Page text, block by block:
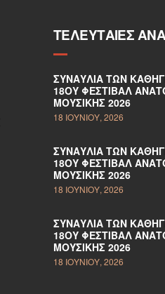
ΤΕΛΕΥΤΑΊΕΣ
ΣΥΝΑΥΛΊΑ ΤΩΝ
18ΟΥ ΦΕΣΤΙΒΆΛ
ΜΟΥΣΙΚΉΣ 2026
18 ΙΟΥΝΊΟΥ, 2026
ΣΥΝΑΥΛΊΑ ΤΩΝ
18ΟΥ ΦΕΣΤΙΒΆΛ
ΜΟΥΣΙΚΉΣ 2026
18 ΙΟΥΝΊΟΥ, 2026
ΣΥΝΑΥΛΊΑ ΤΩΝ
18ΟΥ ΦΕΣΤΙΒΆΛ
ΜΟΥΣΙΚΉΣ 2026
18 ΙΟΥΝΊΟΥ, 2026